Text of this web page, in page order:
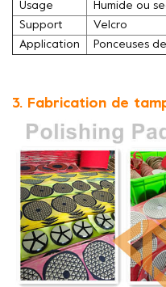
Usage
Humide ou
Support
Velcro
Application
Ponceuses
3. Fabrication de